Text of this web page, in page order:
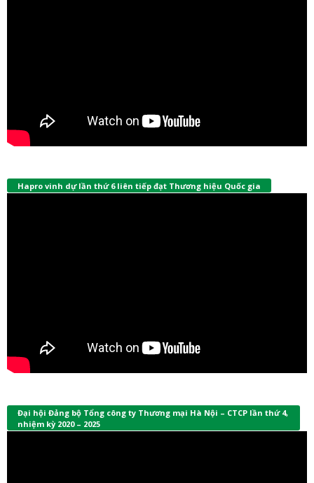
Hapro vinh dự lần thứ 6 liên tiếp đạt Thương hiệu Quốc gia
Đại hội Đảng bộ Tổng công ty Thương mại Hà Nội – CTCP lần thứ 4,
nhiệm kỳ 2020 – 2025